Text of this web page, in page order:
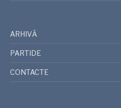
ARHIVĂ
PARTIDE
CONTACTE